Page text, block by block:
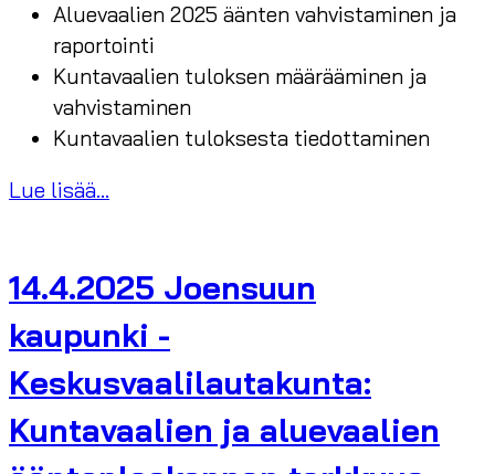
Aluevaalien 2025 äänten vahvistaminen ja
raportointi
Kuntavaalien tuloksen määrääminen ja
vahvistaminen
Kuntavaalien tuloksesta tiedottaminen
Lue lisää...
14.4.2025 Joensuun
kaupunki -
Keskusvaalilautakunta:
Kuntavaalien ja aluevaalien